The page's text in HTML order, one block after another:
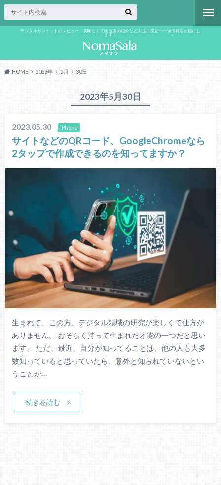
デジタルガジェットのレビュー、美味しくて唸る店の紹介など人生に役立つ一次情報をお届けし
ます！
HOME 2023年 5月 30日
2023年5月30日
2023.05.30 iPhone
サイトなどのQRコード、GoogleChromeなら
2タップで作成できるのを知ってますか？
生まれて、この方、デジタル領域の研究が楽しくて仕方が
ありません。 おそらく持って生まれた才能の一つだと思い
ます。 ただ、最近、自分が知ってることは、他の人も大多
数知っていると思っていたら、意外と知られていないとい
うことが…
続きを読む